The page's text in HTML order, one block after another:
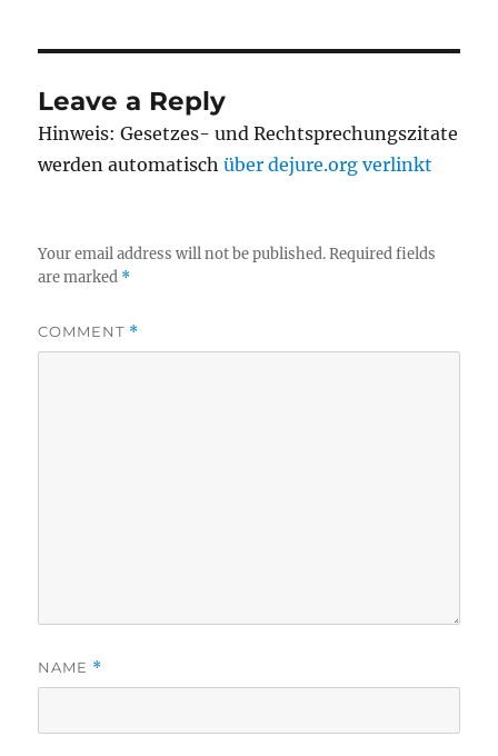
Leave a Reply
Hinweis: Gesetzes- und Rechtsprechungszitate
werden automatischüber dejure.org verlinkt
Your email address will not be published. Required fields
are marked *
COMMENT *
NAME *